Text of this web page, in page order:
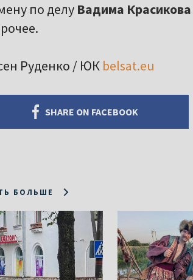
по делу Вадима Красикова
Руденко / ЮК belsat.eu
SHARE ON FACEBOOK
БОЛЬШЕ